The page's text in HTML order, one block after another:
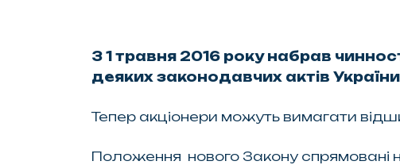
З 1 травня 2016 року набрав
деяких законодавчих актів
Тепер акціонери можуть вимагати
Положення нового Закону спрямовані